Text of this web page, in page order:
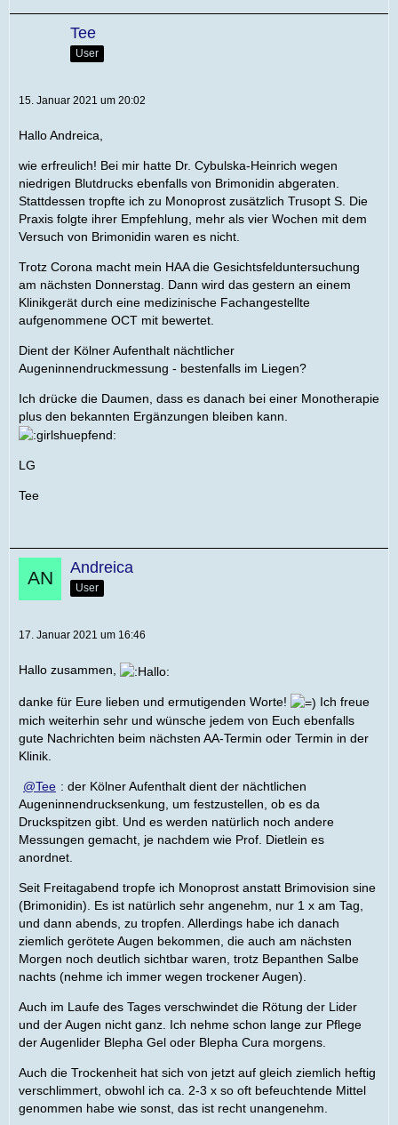
Tee
User
15. Januar 2021 um 20:02
Hallo Andreica,
wie erfreulich! Bei mir hatte Dr. Cybulska-Heinrich wegen
niedrigen Blutdrucks ebenfalls von Brimonidin abgeraten.
Stattdessen tropfte ich zu Monoprost zusätzlich Trusopt S. Die
Praxis folgte ihrer Empfehlung, mehr als vier Wochen mit dem
Versuch von Brimonidin waren es nicht.
Trotz Corona macht mein HAA die Gesichtsfelduntersuchung
am nächsten Donnerstag. Dann wird das gestern an einem
Klinikgerät durch eine medizinische Fachangestellte
aufgenommene OCT mit bewertet.
Dient der Kölner Aufenthalt nächtlicher
Augeninnendruckmessung - bestenfalls im Liegen?
Ich drücke die Daumen, dass es danach bei einer Monotherapie
plus den bekannten Ergänzungen bleiben kann.
LG
Tee
Andreica
User
17. Januar 2021 um 16:46
Hallo zusammen,
danke für Eure lieben und ermutigenden Worte!
Ich freue
mich weiterhin sehr und wünsche jedem von Euch ebenfalls
gute Nachrichten beim nächsten AA-Termin oder Termin in der
Klinik.
Tee : der Kölner Aufenthalt dient der nächtlichen
Augeninnendrucksenkung, um festzustellen, ob es da
Druckspitzen gibt. Und es werden natürlich noch andere
Messungen gemacht, je nachdem wie Prof. Dietlein es
anordnet.
Seit Freitagabend tropfe ich Monoprost anstatt Brimovision sine
(Brimonidin). Es ist natürlich sehr angenehm, nur 1 x am Tag,
und dann abends, zu tropfen. Allerdings habe ich danach
ziemlich gerötete Augen bekommen, die auch am nächsten
Morgen noch deutlich sichtbar waren, trotz Bepanthen Salbe
nachts (nehme ich immer wegen trockener Augen).
Auch im Laufe des Tages verschwindet die Rötung der Lider
und der Augen nicht ganz. Ich nehme schon lange zur Pflege
der Augenlider Blepha Gel oder Blepha Cura morgens.
Auch die Trockenheit hat sich von jetzt auf gleich ziemlich heftig
verschlimmert, obwohl ich ca. 2-3 x so oft befeuchtende Mittel
genommen habe wie sonst, das ist recht unangenehm.